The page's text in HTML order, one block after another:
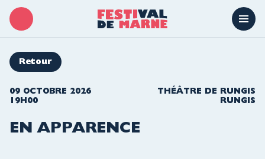
Retour
09 OCTOBRE 2026
19H00
THÉÂTRE DE RUNGIS
RUNGIS
EN APPARENCE